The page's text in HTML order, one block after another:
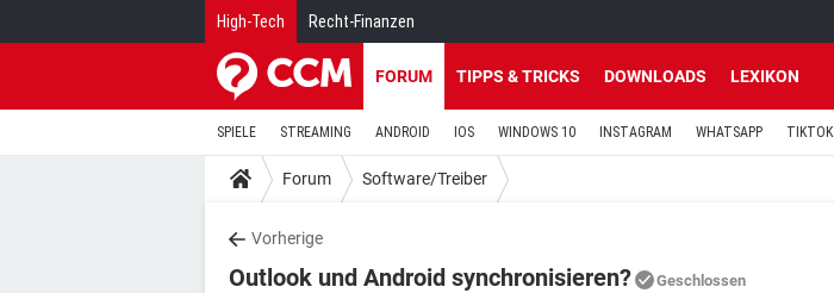
High-Tech Recht-Finanzen
FORUM TIPPS & TRICKS DOWNLOADS LEXIKON
SPIELE STREAMING ANDROID IOS WINDOWS 10 INSTAGRAM WHATSAPP TIKTOK
Forum Software/Treiber
Vorherige
Outlook und Android synchronisieren? Geschlossen